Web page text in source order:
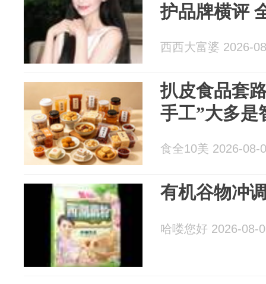
护品牌横评
西西大富婆 2026-
扒皮食品套
手工”大多是
食全10美 2026-08-
有机谷物冲
哈喽您好 2026-08-